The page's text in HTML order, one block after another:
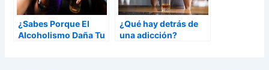
¿Sabes Porque El
Alcoholismo Daña Tu
¿Qué hay detrás de
una adicción?